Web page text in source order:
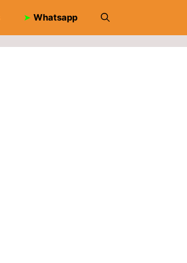
➤ Whatsapp